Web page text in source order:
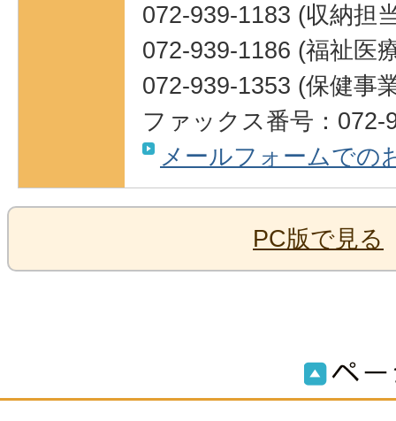
072-939-1183 (収納担
072-939-1186 (福祉医
072-939-1353 (保健事
ファックス番号：072-
メールフォームでの
PC版で見る